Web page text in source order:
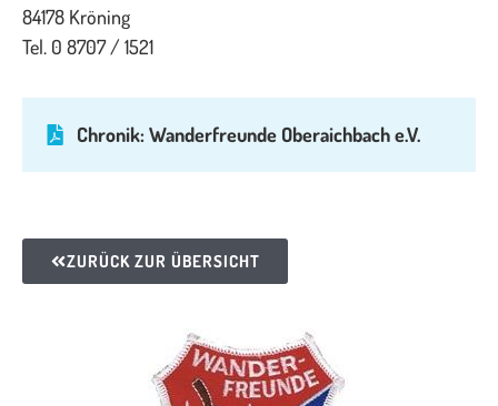
84178 Kröning
Tel. 0 8707 / 1521
Chronik: Wanderfreunde Oberaichbach e.V.
ZURÜCK ZUR ÜBERSICHT